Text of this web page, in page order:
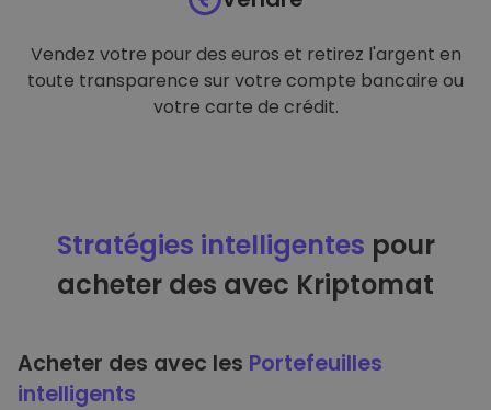
Vendez votre pour des euros et retirez l'argent en
toute transparence sur votre compte bancaire ou
votre carte de crédit.
Stratégies intelligentes pour
acheter des avec Kriptomat
Acheter des avec les Portefeuilles
intelligents